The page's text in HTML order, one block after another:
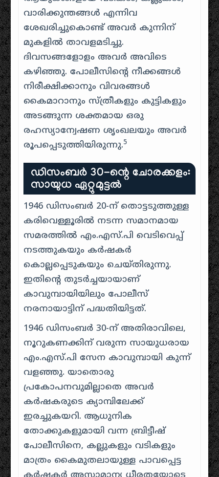
വാരിക്കുന്തങ്ങൾ എന്നിവ
ശേഖരിച്ചുകൊണ്ട് അവർ കുന്നിന്
മുകളിൽ താവളമടിച്ചു.
ദിവസങ്ങളോളം അവർ അവിടെ
കഴിഞ്ഞു. പോലീസിന്റെ നീക്കങ്ങൾ
നിരീക്ഷിക്കാനും വിവരങ്ങൾ
കൈമാറാനും സ്ത്രീകളും കുട്ടികളും
അടങ്ങുന്ന ശക്തമായ ഒരു
രഹസ്യാന്വേഷണ ശൃംഖലയും അവർ
രൂപപ്പെടുത്തിയിരുന്നു.5
ഡിസംബർ 30-ന്റെ ചോരക്കളം:
സായുധ ഏറ്റുമുട്ടൽ
1946 ഡിസംബർ 20-ന് തൊട്ടടുത്തുള്ള
കരിവെള്ളൂരിൽ നടന്ന സമാനമായ
സമരത്തിൽ എം.എസ്.പി വെടിവെപ്പ്
നടത്തുകയും കർഷകർ
കൊല്ലപ്പെടുകയും ചെയ്തിരുന്നു.
ഇതിന്റെ തുടർച്ചയായാണ്
കാവുമ്പായിയിലും പോലീസ്
നരനായാട്ടിന് പദ്ധതിയിട്ടത്.
1946 ഡിസംബർ 30-ന് അതിരാവിലെ,
നൂറുകണക്കിന് വരുന്ന സായുധരായ
എം.എസ്.പി സേന കാവുമ്പായി കുന്ന്
വളഞ്ഞു. യാതൊരു
പ്രകോപനവുമില്ലാതെ അവർ
കർഷകരുടെ ക്യാമ്പിലേക്ക്
ഇരച്ചുകയറി. ആധുനിക
തോക്കുകളുമായി വന്ന ബ്രിട്ടീഷ്
പോലീസിനെ, കല്ലുകളും വടികളും
മാത്രം കൈമുതലായുള്ള പാവപ്പെട്ട